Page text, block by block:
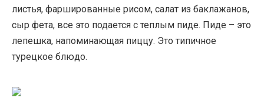
листья, фаршированные рисом, салат из баклажанов,
сыр фета, все это подается с теплым пиде. Пиде – это
лепешка, напоминающая пиццу. Это типичное
турецкое блюдо.